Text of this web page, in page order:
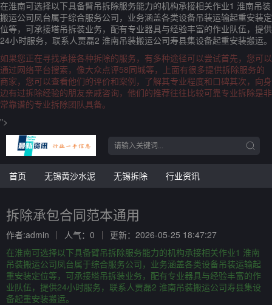
在淮南可选择以下具备臂吊拆除服务能力的机构承接相关作业1 淮南吊装
搬运公司凤台属于综合服务公司，业务涵盖各类设备吊装运输起重安装定
位等，可承接塔吊拆装业务，配有专业器具与经验丰富的作业队伍，提供
24小时服务，联系人贾磊2 淮南吊装搬运公司寿县集设备起重安装搬运。
如果您正在寻找承接各种拆除的服务，有多种途径可以尝试首先，您可以
通过网络平台搜索，像大众点评58同城等，上面有很多提供拆除服务的
商家，您可以查看他们的评价和案例，了解其专业程度和口碑其次，向身
边有过拆除经验的朋友亲戚咨询，他们的推荐往往比较可靠专业拆除是非
常靠谱的专业拆除团队具备。
">
首页 无锡黄沙水泥 无锡拆除 行业资讯
拆除承包合同范本通用
作者:admin 人气：0
更新：2026-05-25 18:47:27
在淮南可选择以下具备臂吊拆除服务能力的机构承接相关作业1 淮南
吊装搬运公司凤台属于综合服务公司，业务涵盖各类设备吊装运输起
重安装定位等，可承接塔吊拆装业务，配有专业器具与经验丰富的作
业队伍，提供24小时服务，联系人贾磊2 淮南吊装搬运公司寿县集设
备起重安装搬运。